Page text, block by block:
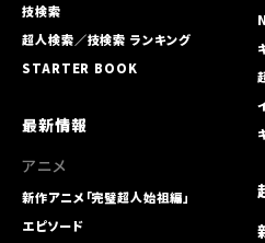
技検索
超人検索／技検索 ランキング
STARTER BOOK
最新情報
アニメ
新作アニメ「完璧超人始祖編」
エピソード